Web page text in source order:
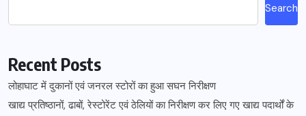
Search
Recent Posts
लोहाघाट में दुकानों एवं जनरल स्टोरों का हुआ सघन निरीक्षण
खाद्य प्रतिष्ठानों, ढाबों, रेस्टोरेंट एवं ठेलियों का निरीक्षण कर लिए गए खाद्य पदार्थों के